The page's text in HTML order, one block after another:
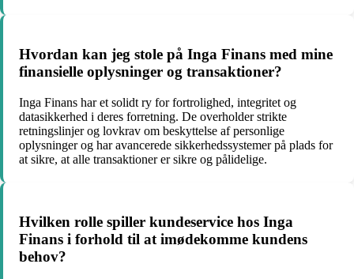
Hvordan kan jeg stole på Inga Finans med mine
finansielle oplysninger og transaktioner?
Inga Finans har et solidt ry for fortrolighed, integritet og
datasikkerhed i deres forretning. De overholder strikte
retningslinjer og lovkrav om beskyttelse af personlige
oplysninger og har avancerede sikkerhedssystemer på plads for
at sikre, at alle transaktioner er sikre og pålidelige.
Hvilken rolle spiller kundeservice hos Inga
Finans i forhold til at imødekomme kundens
behov?